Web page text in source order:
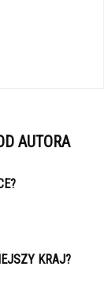
AUTORA
KRAJ?